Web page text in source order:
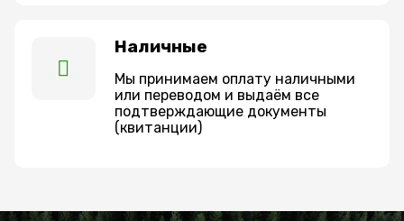
Наличные
Мы принимаем оплату наличными
или переводом и выдаём все
подтверждающие документы
(квитанции)